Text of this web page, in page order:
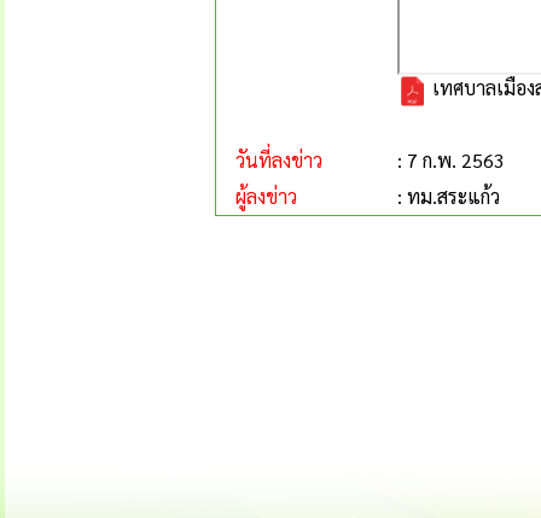
เทศบาลเมือ
วันที่ลงข่าว
: 7 ก.พ. 2563
ผู้ลงข่าว
: ทม.สระแก้ว